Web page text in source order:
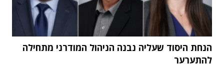
הנחת היסוד שעליה נבנה הניהול המודרני מתחילה
להתערער